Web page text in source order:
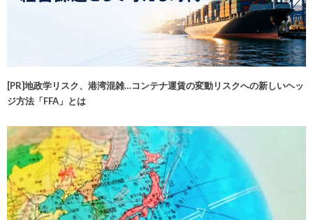
[PR]地政学リスク、港湾混雑…コンテナ運賃の変動リスクへの新しいヘッ
ジ方法「FFA」とは